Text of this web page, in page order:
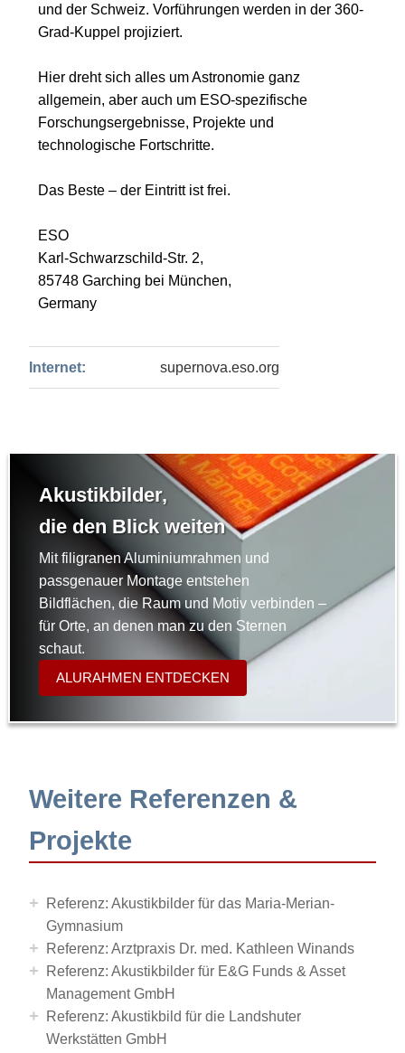
Internet: supernova.eso.org
und der Schweiz. Vorführungen werden in der 360-
Grad-Kuppel projiziert.
Hier dreht sich alles um Astronomie ganz
allgemein, aber auch um ESO-spezifische
Forschungsergebnisse, Projekte und
technologische Fortschritte.
Das Beste – der Eintritt ist frei.
ESO
Karl-Schwarzschild-Str. 2,
85748 Garching bei München,
Germany
Akustikbilder,
die den Blick weiten
Mit filigranen Aluminiumrahmen und
passgenauer Montage entstehen
Bildflächen, die Raum und Motiv verbinden –
für Orte, an denen man zu den Sternen
schaut.
ALURAHMEN ENTDECKEN
Weitere Referenzen &
Projekte
+
Referenz: Akustikbilder für das Maria-Merian-
Gymnasium
+ Referenz: Arztpraxis Dr. med. Kathleen Winands
+
Referenz: Akustikbilder für E&G Funds & Asset
Management GmbH
+
Referenz: Akustikbild für die Landshuter
Werkstätten GmbH